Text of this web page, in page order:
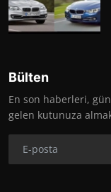
Bülten
En son haberleri,
gelen kutunuza